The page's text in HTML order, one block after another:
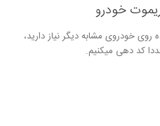
خودرو
روی خودروی مشابه دیگر نیاز دارید،
کد دهی میکنیم.